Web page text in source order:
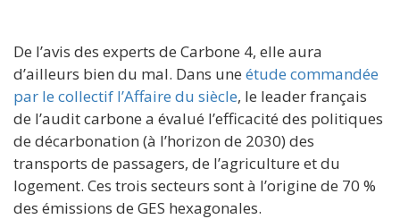
De l’avis des experts de Carbone 4, elle aura
d’ailleurs bien du mal. Dans une étude commandée
par le collectif l’Affaire du siècle, le leader français
de l’audit carbone a évalué l’efficacité des politiques
de décarbonation (à l’horizon de 2030) des
transports de passagers, de l’agriculture et du
logement. Ces trois secteurs sont à l’origine de 70 %
des émissions de GES hexagonales.